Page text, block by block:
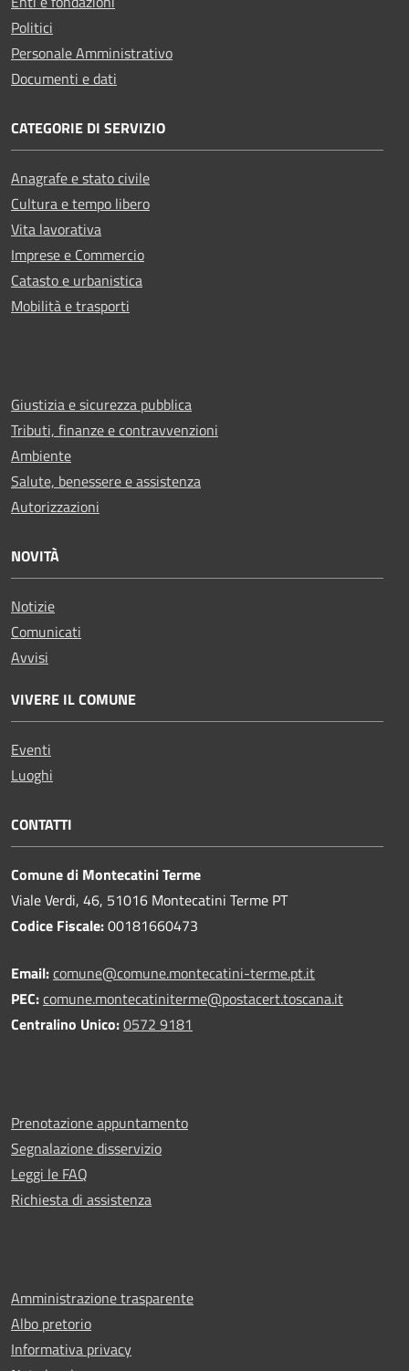
Politici
Personale Amministrativo
Documenti e dati
CATEGORIE DI SERVIZIO
Anagrafe e stato civile
Cultura e tempo libero
Vita lavorativa
Imprese e Commercio
Catasto e urbanistica
Mobilità e trasporti
Giustizia e sicurezza pubblica
Tributi, finanze e contravvenzioni
Ambiente
Salute, benessere e assistenza
Autorizzazioni
NOVITÀ
Notizie
Comunicati
Avvisi
VIVERE IL COMUNE
Eventi
Luoghi
CONTATTI
Comune di Montecatini Terme
Viale Verdi, 46, 51016 Montecatini Terme PT
Codice Fiscale:00181660473
Email:comune@comune.montecatini-terme.pt.it
PEC:comune.montecatiniterme@postacert.toscana.it
Centralino Unico:0572 9181
Prenotazione appuntamento
Segnalazione disservizio
Leggi le FAQ
Richiesta di assistenza
Amministrazione trasparente
Albo pretorio
Informativa privacy